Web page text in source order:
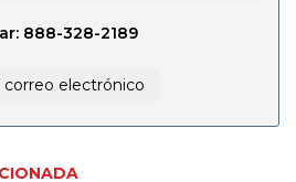
888-328-2189
correo electrónico